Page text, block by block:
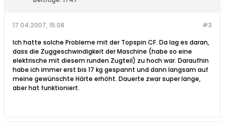
#3
17.04.2007, 15:08
Ich hatte solche Probleme mit der Topspin CF. Da lag es daran,
dass die Zuggeschwindigkeit der Maschine (habe so eine
elektrische mit diesem runden Zugteil) zu hoch war. Daraufhin
habe ich immer erst bis 17 kg gespannt und dann langsam auf
meine gewünschte Härte erhöht. Dauerte zwar super lange,
aber hat funktioniert.